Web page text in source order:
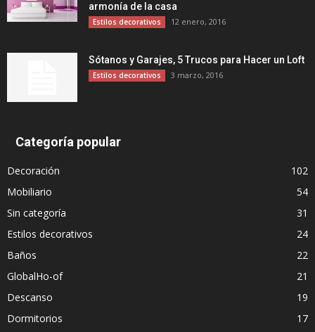
armonía de la casa
Estilos decorativos 12 enero, 2016
Sótanos y Garajes, 5 Trucos para Hacer un Loft
Estilos decorativos 3 marzo, 2016
Categoría popular
Decoración
102
Mobiliario
54
Sin categoría
31
Estilos decorativos
24
Baños
22
GlobalHo-of
21
Descanso
19
Dormitorios
17